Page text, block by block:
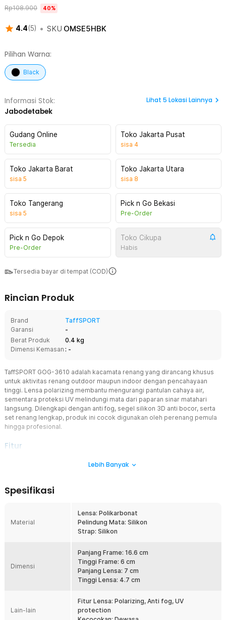
4.4(5) • SKU OMSE5HBK
Rp108.900 40%
Pilihan Warna:
Black
Informasi Stok:
Jabodetabek
Lihat 5 Lokasi Lainnya
Gudang Online
Tersedia
Toko Jakarta Pusat
sisa 4
Toko Jakarta Barat
sisa 5
Toko Jakarta Utara
sisa 8
Toko Tangerang
sisa 5
Pick n Go Bekasi
Pre-Order
Pick n Go Depok
Pre-Order
Toko Cikupa
Habis
Tersedia bayar di tempat (COD)
Rincian Produk
Brand
TaffSPORT
Garansi
-
Berat Produk
0.4 kg
Dimensi Kemasan : -
TaffSPORT GOG-3610 adalah kacamata renang yang dirancang khusus
untuk aktivitas renang outdoor maupun indoor dengan pencahayaan
tinggi. Lensa polarizing membantu mengurangi pantulan cahaya air,
sementara proteksi UV melindungi mata dari paparan sinar matahari
langsung. Dilengkapi dengan anti fog, segel silikon 3D anti bocor, serta
set renang lengkap, produk ini cocok digunakan oleh perenang pemula
hingga profesional.
Fitur
Proteksi UV Lengkap Anti Bocor
sangat penting saat berenang di kolam outdoor atau area terbuka.
efektif mencegah air masuk tanpa menekan area mata.
Lensa Polarizing dengan Anti Fog
Lensa polarizing berfungsi mengurangi silau akibat pantulan cahaya
Lapisan anti fog membantu mencegah embun di bagian dalam lensa
saat digunakan dalam waktu lama. Kombinasi ini menjaga visibilitas
tetap jernih selama berenang.
Pandangan Panoramic Lebih Luas
lebar dibandingkan kacamata renang biasa. Anda dapat melihat
area kolam dengan lebih jelas tanpa harus sering menggerakkan
Lebih Banyak
Spesifikasi
Material
Lensa: Polikarbonat
Pelindung Mata: Silikon
Strap: Silikon
Dimensi
Panjang Frame: 16.6 cm
Tinggi Frame: 6 cm
Panjang Lensa: 7 cm
Tinggi Lensa: 4.7 cm
Lain-lain
Fitur Lensa: Polarizing, Anti fog, UV
protection